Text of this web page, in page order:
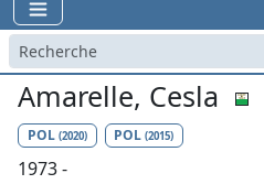
Amarelle, Cesla
POL (2020) POL(2015)
1973 -